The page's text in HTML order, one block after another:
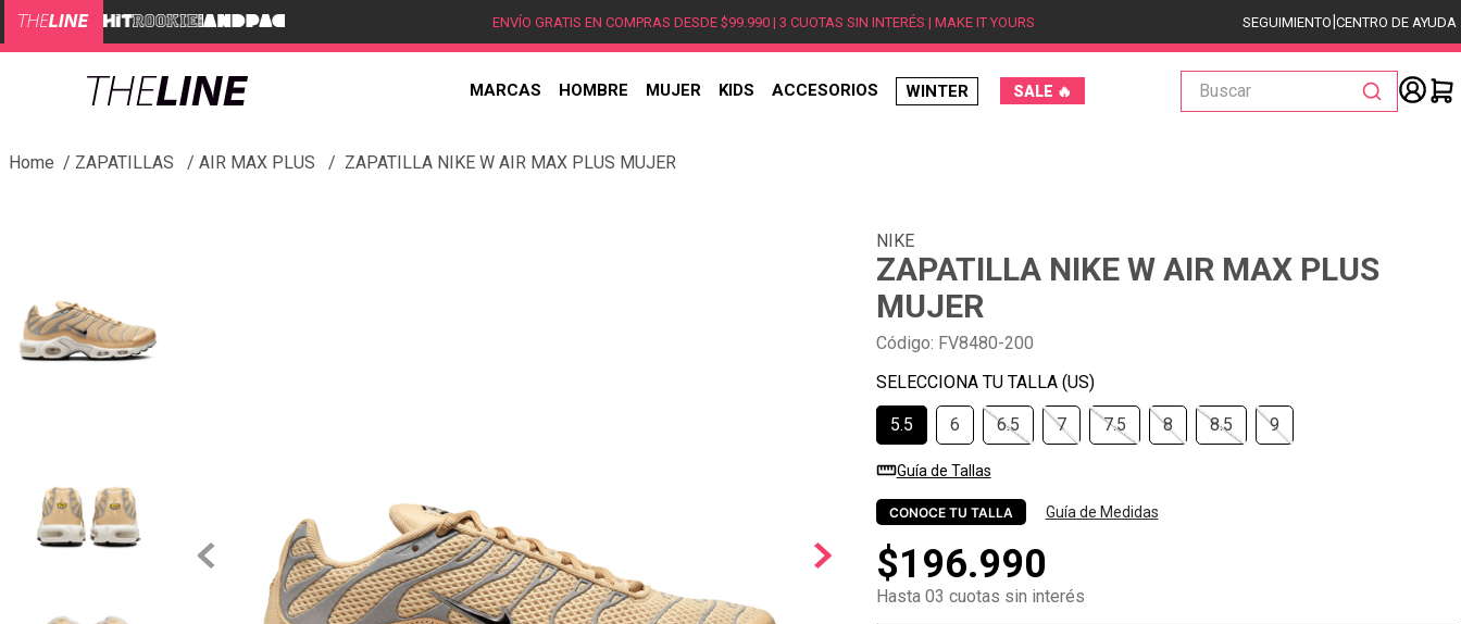
ENVÍO GRATIS EN COMPRAS DESDE $99.990 | 3 CUOTAS SIN INTERÉS | MAKE IT YOURS SEGUIMIENTO|CENTRO DE AYUDA
MARCAS HOMBRE MUJER KIDS ACCESORIOS WINTER SALE 🔥
Buscar
ZAPATILLAS AIR MAX PLUS ZAPATILLA NIKE W AIR MAX PLUS MUJER
NIKE
ZAPATILLA NIKE W AIR MAX PLUS
MUJER
Código: FV8480-200
5.5 6 6.5 7 7.5 8 8.5 9
Guía de Tallas
CONOCE TU TALLA Guía de Medidas
$196.990
Hasta 03 cuotas sin interés